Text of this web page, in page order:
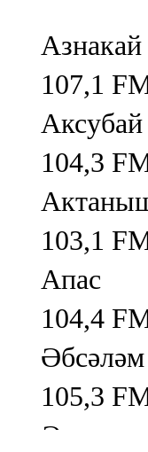
Азнакай
107,1
Аксубай
104,3
103,1
Апас
104,4
Әбсәләм
105,3
Әлмәт